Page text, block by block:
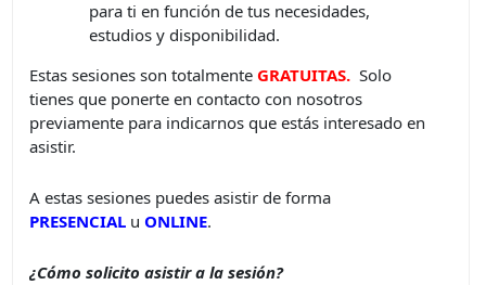
para ti en función de tus necesidades,
estudios y disponibilidad.
Estas sesiones son totalmente GRATUITAS. Solo
tienes que ponerte en contacto con nosotros
previamente para indicarnos que estás interesado en
asistir.
A estas sesiones puedes asistir de forma
PRESENCIAL u ONLINE.
¿Cómo solicito asistir a la sesión?